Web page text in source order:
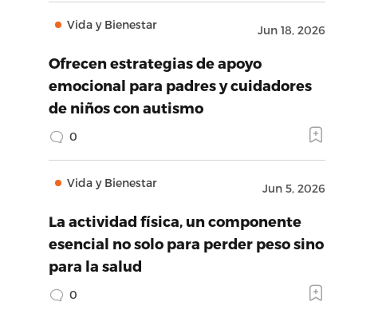
Vida y Bienestar Jun 18, 2026
Ofrecen estrategias de apoyo
emocional para padres y cuidadores
de niños con autismo
0
Vida y Bienestar Jun 5, 2026
La actividad física, un componente
esencial no solo para perder peso sino
para la salud
0